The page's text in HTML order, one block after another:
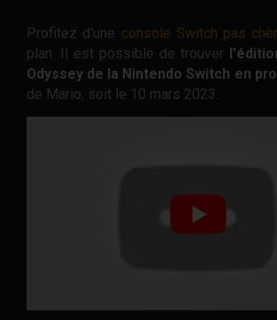
Profitez d'une console Switch pas
plan. Il est possible de trouver
Odyssey de la Nintendo Switch en
de Mario, soit le 10 mars 2023.